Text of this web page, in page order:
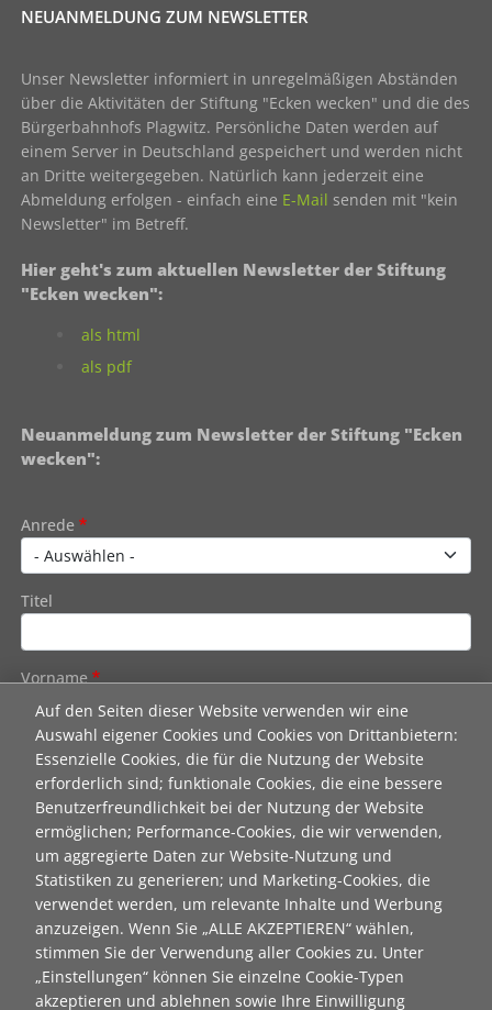
Auf den Seiten dieser Website verwenden wir eine
Auswahl eigener Cookies und Cookies von Drittanbietern:
Essenzielle Cookies, die für die Nutzung der Website
erforderlich sind; funktionale Cookies, die eine bessere
Benutzerfreundlichkeit bei der Nutzung der Website
ermöglichen; Performance-Cookies, die wir verwenden,
um aggregierte Daten zur Website-Nutzung und
Statistiken zu generieren; und Marketing-Cookies, die
verwendet werden, um relevante Inhalte und Werbung
anzuzeigen. Wenn Sie „ALLE AKZEPTIEREN“ wählen,
stimmen Sie der Verwendung aller Cookies zu. Unter
„Einstellungen“ können Sie einzelne Cookie-Typen
akzeptieren und ablehnen sowie Ihre Einwilligung
NEUANMELDUNG ZUM NEWSLETTER
Unser Newsletter informiert in unregelmäßigen Abständen
über die Aktivitäten der Stiftung "Ecken wecken" und die des
Bürgerbahnhofs Plagwitz. Persönliche Daten werden auf
einem Server in Deutschland gespeichert und werden nicht
an Dritte weitergegeben. Natürlich kann jederzeit eine
Abmeldung erfolgen - einfach eine E-Mail senden mit "kein
Newsletter" im Betreff.
Hier geht's zum aktuellen Newsletter der Stiftung
"Ecken wecken":
als html
als pdf
Neuanmeldung zum Newsletter der Stiftung "Ecken
wecken":
Anrede
Titel
Vorname
Nachname
E-Mail
Wie dürfen wir Sie in Zukunft ansprechen
Sie
Du